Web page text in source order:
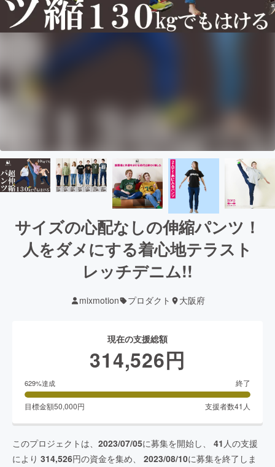
サイズの心配なしの伸縮パンツ！
人をダメにする着心地テラスト
レッチデニム!!
mixmotion プロダクト 大阪府
現在の支援総額
314,526円
629%達成 終了
目標金額50,000円 支援者数41 人
このプロジェクトは、 2023/07/05に募集を開始し、 41 人の支援
により 314,526円の資金を集め、 2023/08/10に募集を終了しま